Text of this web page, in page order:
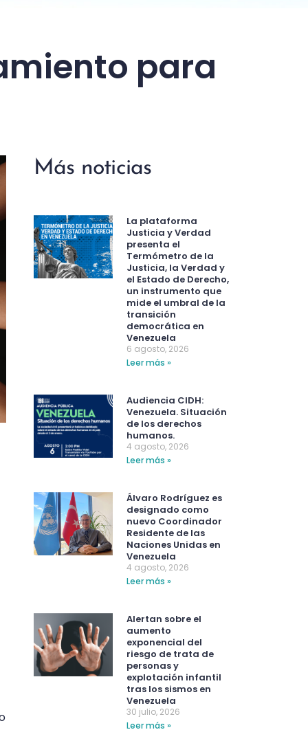
para
Más noticias
La plataforma
Justicia y Verdad
presenta el
Termómetro de la
Justicia, la Verdad y
el Estado de Derecho,
un instrumento que
mide el umbral de la
transición
democrática en
Venezuela
6 agosto, 2026
Leer más »
Audiencia CIDH:
Venezuela. Situación
de los derechos
humanos.
4 agosto, 2026
Leer más »
Álvaro Rodríguez es
designado como
nuevo Coordinador
Residente de las
Naciones Unidas en
Venezuela
4 agosto, 2026
Leer más »
Alertan sobre el
aumento
exponencial del
riesgo de trata de
personas y
explotación infantil
tras los sismos en
Venezuela
30 julio, 2026
Leer más »